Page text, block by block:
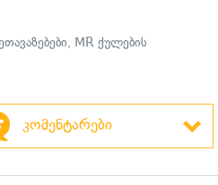
, MR ქულების
კომენტარები